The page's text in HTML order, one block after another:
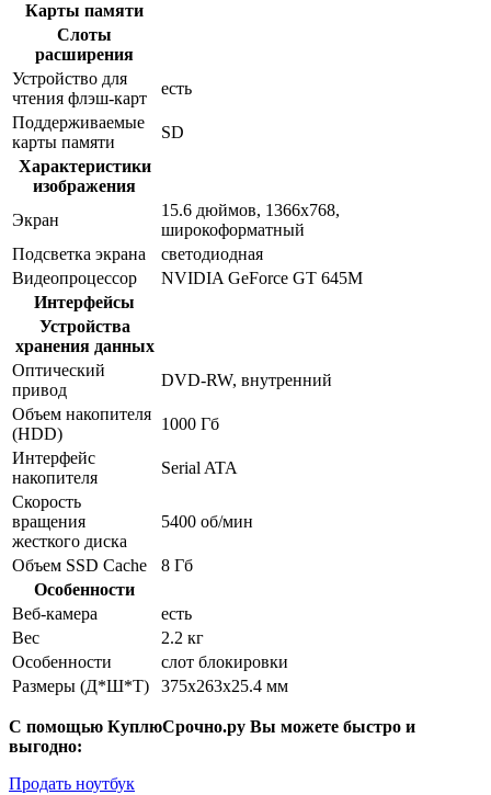
Карты памяти
Слоты
расширения
Устройство для
чтения флэш-карт
есть
Поддерживаемые
карты памяти
SD
Характеристики
изображения
Экран
15.6 дюймов, 1366x768,
широкоформатный
Подсветка экрана
светодиодная
Видеопроцессор
NVIDIA GeForce GT 645M
Интерфейсы
Устройства
хранения данных
Оптический
привод
DVD-RW, внутренний
Объем накопителя
(HDD)
1000 Гб
Интерфейс
накопителя
Serial ATA
Скорость
вращения
жесткого диска
5400 об/мин
Объем SSD Cache
8 Гб
Особенности
Веб-камера
есть
Вес
2.2 кг
Особенности
слот блокировки
Размеры (Д*Ш*Т)
375x263x25.4 мм
С помощью КуплюСрочно.ру Вы можете быстро и
выгодно:
Продать ноутбук